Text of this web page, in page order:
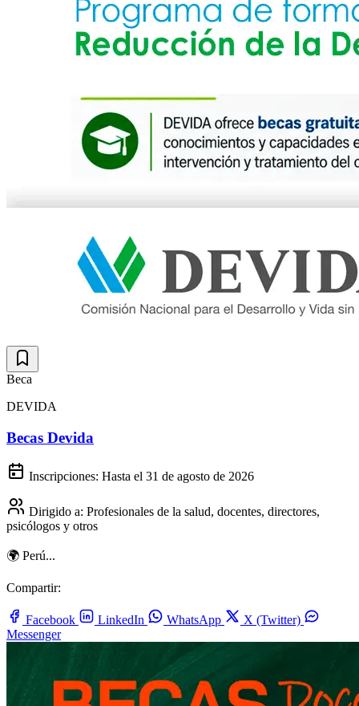
Beca
DEVIDA
Becas Devida
Inscripciones: Hasta el 31 de agosto de 2026
Dirigido a: Profesionales de la salud, docentes, directores,
psicólogos y otros
🌍 Perú...
Compartir:
Facebook LinkedIn WhatsApp
X (Twitter)
Messenger